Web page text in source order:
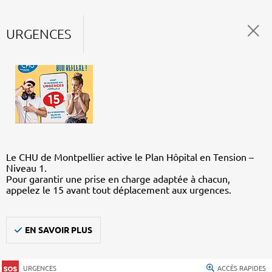
URGENCES
Le CHU de Montpellier active le Plan Hôpital en Tension –
Niveau 1.
Pour garantir une prise en charge adaptée à chacun,
appelez le 15 avant tout déplacement aux urgences.
EN SAVOIR PLUS
URGENCES ACCÈS RAPIDES